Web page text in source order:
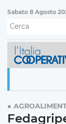
Sabato 8 Agosto